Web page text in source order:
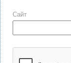
Сайт